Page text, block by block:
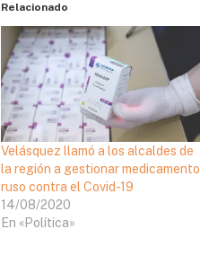
Relacionado
Velásquez llamó a los alcaldes de
la región a gestionar medicamento
ruso contra el Covid-19
14/08/2020
En «Política»